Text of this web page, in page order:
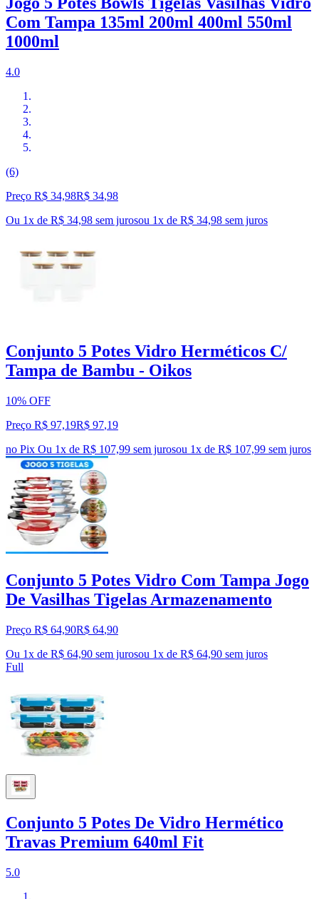
Com Tampa 135ml 200ml 400ml 550ml
1000ml
4.0
(6)
Preço R$ 34,98R$ 34,98
Ou 1x de R$ 34,98 sem jurosou 1x de R$ 34,98 sem juros
Conjunto 5 Potes Vidro Herméticos C/
Tampa de Bambu - Oikos
10% OFF
Preço R$ 97,19R$ 97,19
no Pix Ou 1x de R$ 107,99 sem jurosou 1x de R$ 107,99 sem juros
Conjunto 5 Potes Vidro Com Tampa Jogo
De Vasilhas Tigelas Armazenamento
Preço R$ 64,90R$ 64,90
Ou 1x de R$ 64,90 sem jurosou 1x de R$ 64,90 sem juros
Full
Conjunto 5 Potes De Vidro Hermético
Travas Premium 640ml Fit
5.0